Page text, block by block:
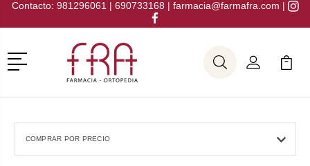
Contacto: 981296061 | 690733168 | farmacia@farmafra.com |
Menú
BuscarMi Cuenta
Mi
COMPRAR POR PRECIO